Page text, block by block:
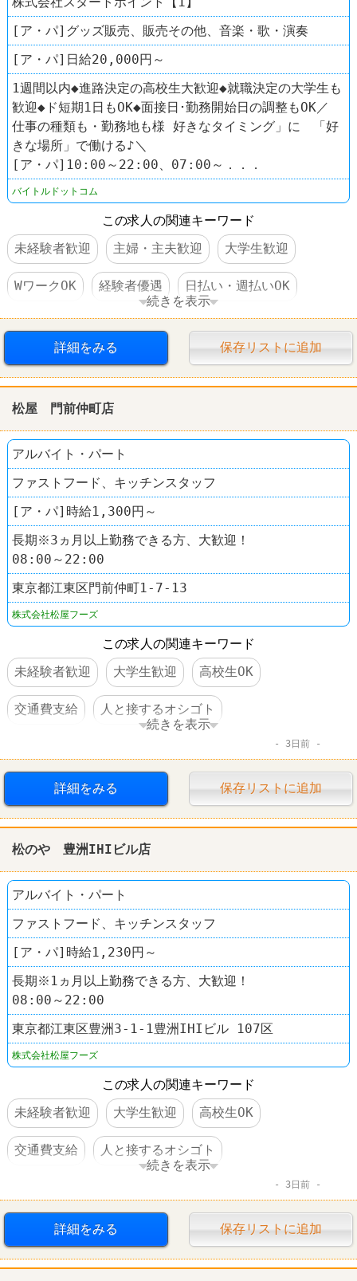
[ア・パ]グッズ販売、販売その他、音楽・歌・演奏
[ア・パ]日給20,000円～
1週間以内◆進路決定の高校生大歓迎◆就職決定の大学生も
歓迎◆ド短期1日もOK◆面接日･勤務開始日の調整もOK／
仕事の種類も・勤務地も様 好きなタイミング」に 「好
きな場所」で働ける♪＼
[ア・パ]10:00～22:00、07:00～．．．
バイトルドットコム
この求人の関連キーワード
未経験者歓迎
主婦・主夫歓迎 大学生歓迎
WワークOK 経験者優遇 日払い・週払いOK
交通費支給 昇給あり 扶養控除内のオシゴト
髪型自由
第二新卒歓迎
続きを表示
詳細をみる 保存リストに追加
松屋 門前仲町店
アルバイト・パート
ファストフード、キッチンスタッフ
[ア・パ]時給1,300円～
長期※3ヵ月以上勤務できる方、大歓迎！
08:00～22:00
東京都江東区門前仲町1-7-13
株式会社松屋フーズ
この求人の関連キーワード
未経験者歓迎
大学生歓迎 高校生OK
交通費支給 人と接するオシゴト
続きを表示
3日前
詳細をみる 保存リストに追加
松のや 豊洲IHIビル店
アルバイト・パート
ファストフード、キッチンスタッフ
[ア・パ]時給1,230円～
長期※1ヵ月以上勤務できる方、大歓迎！
08:00～22:00
東京都江東区豊洲3-1-1豊洲IHIビル 107区
株式会社松屋フーズ
この求人の関連キーワード
未経験者歓迎
大学生歓迎 高校生OK
交通費支給 人と接するオシゴト
続きを表示
3日前
詳細をみる 保存リストに追加